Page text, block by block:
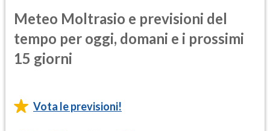
Meteo Moltrasio e previsioni del
tempo per oggi, domani e i prossimi
15 giorni
Vota le previsioni!